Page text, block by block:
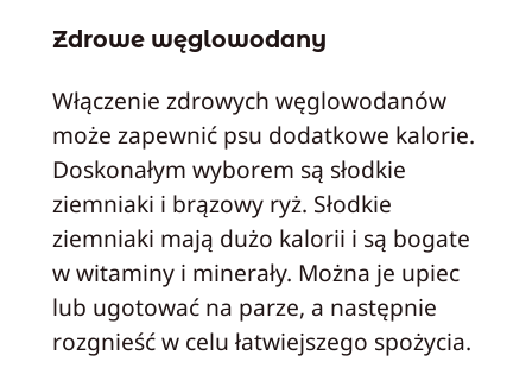
Zdrowe węglowodany
Włączenie zdrowych węglowodanów
może zapewnić psu dodatkowe kalorie.
Doskonałym wyborem są słodkie
ziemniaki i brązowy ryż. Słodkie
ziemniaki mają dużo kalorii i są bogate
w witaminy i minerały. Można je upiec
lub ugotować na parze, a następnie
rozgnieść w celu łatwiejszego spożycia.